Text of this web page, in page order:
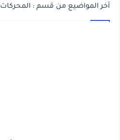
أخر المواضيع من قسم : المحركات